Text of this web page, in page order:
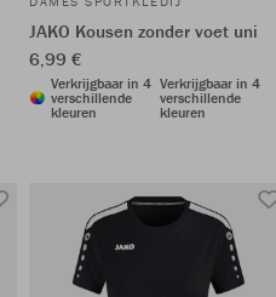
JAKO Kousen zonder voet uni
6,99 €
Verkrijgbaar in 4
verschillende
kleuren
Verkrijgbaar in 4
verschillende
kleuren